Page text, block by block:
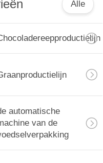
Alle
automatische
van de